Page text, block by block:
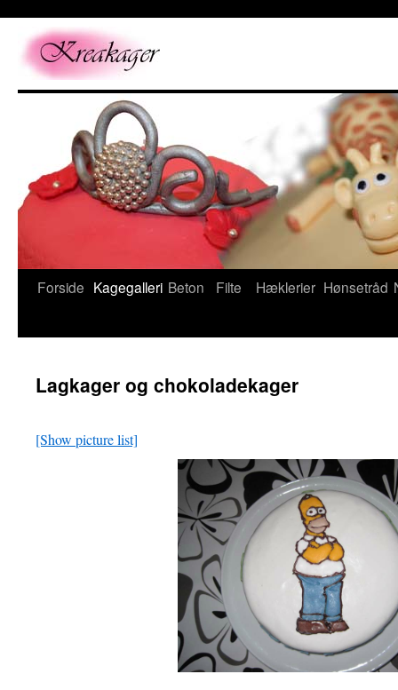
Forside Kagegalleri Beton Filte Hæklerier Hønsetråd
Lagkager og chokoladekager
[Show picture list]